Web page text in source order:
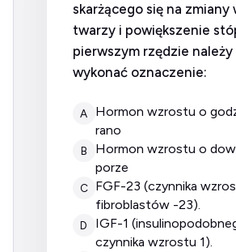
skarżącego się na zmiany
twarzy i powiększenie
pierwszym rzędzie należy
wykonać oznaczenie:
A
hormon wzrostu o godzinie 8
rano
B
hormon wzrostu o dowolnej
porze
C
FGF-23 (czynnika wzrostu
fibroblastów -23).
D
IGF-1 (insulinopodobnego
czynnika wzrostu 1).